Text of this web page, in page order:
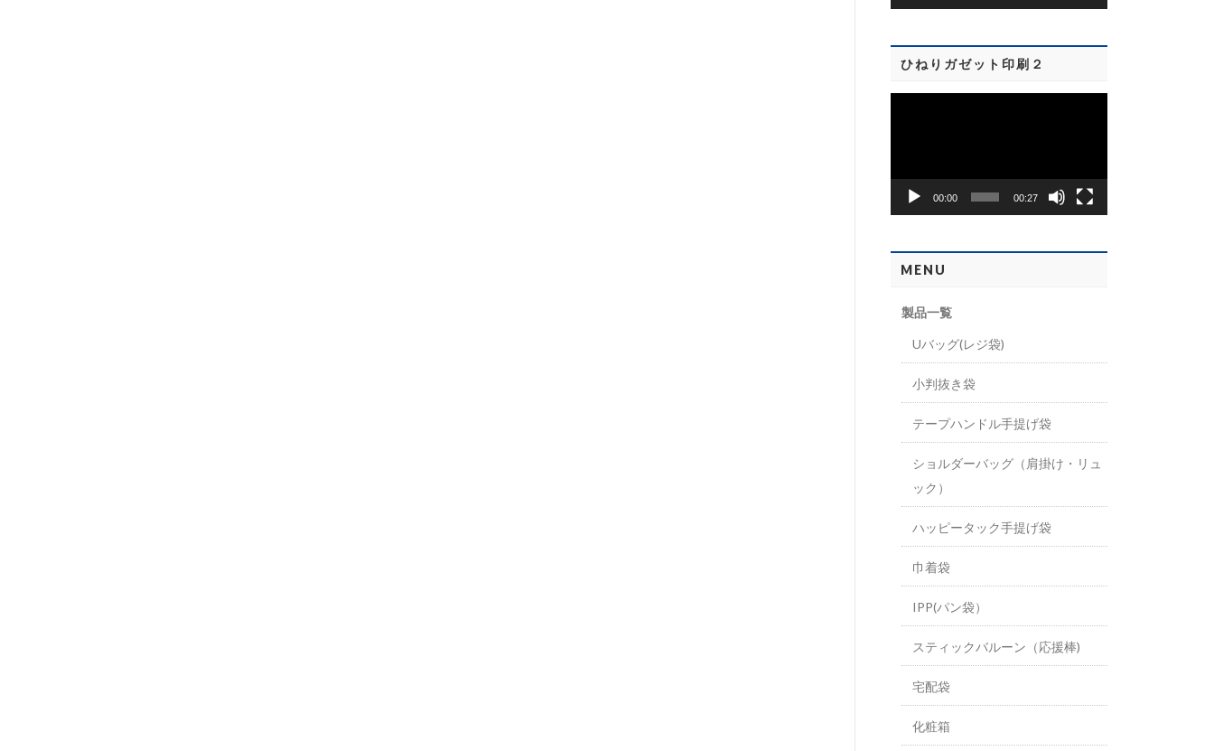
ー
ひねりガゼット印刷２
レ
ー
00:00 00:27
MENU
製品一覧
Uバッグ(レジ袋)
小判抜き袋
テープハンドル手提げ袋
ショルダーバッグ（肩掛け・リュ
ック）
ハッピータック手提げ袋
巾着袋
IPP(パン袋）
スティックバルーン（応援棒)
宅配袋
化粧箱